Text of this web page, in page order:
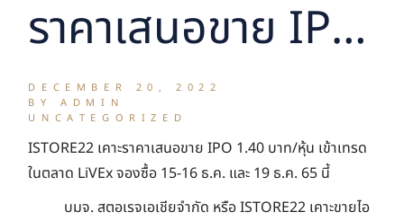
ราคาเสนอขาย IPO
1.40 บาท/หุ้น เข้า
เทรดในตลาด
LiVEx
DECEMBER 20, 2022
BY ADMIN
UNCATEGORIZED
ISTORE22 เคาะราคาเสนอขาย IPO 1.40 บาท/หุ้น เข้าเทรด
ในตลาด LiVEx จองซื้อ 15-16 ธ.ค. และ 19 ธ.ค. 65 นี้
บมจ. สตอเรจเอเชียจำกัด หรือ ISTORE22 เคาะขายไอ